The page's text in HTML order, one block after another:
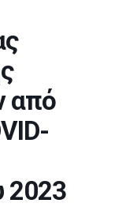
από
2023